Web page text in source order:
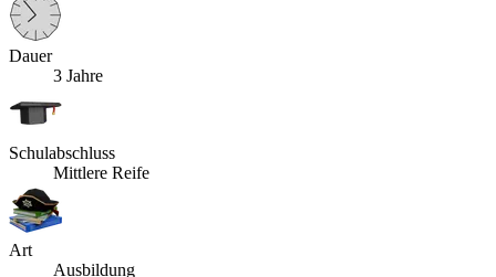
Dauer
3 Jahre
Schulabschluss
Mittlere Reife
Art
Ausbildung